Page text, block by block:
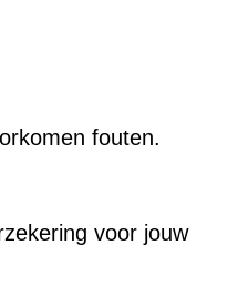
fouten.
voor jouw